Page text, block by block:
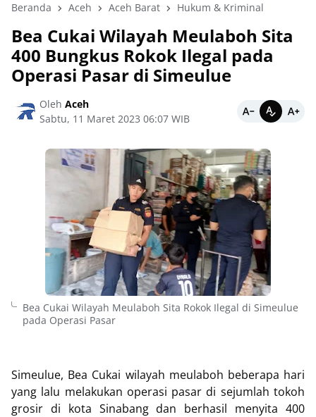
Beranda Aceh Aceh Barat Hukum & Kriminal
Bea Cukai Wilayah Meulaboh Sita
400 Bungkus Rokok Ilegal pada
Operasi Pasar di Simeulue
Oleh Aceh
Sabtu, 11 Maret 2023 06:07 WIB
Bea Cukai Wilayah Meulaboh Sita Rokok Ilegal di Simeulue
pada Operasi Pasar
Simeulue, Bea Cukai wilayah meulaboh beberapa hari
yang lalu melakukan operasi pasar di sejumlah tokoh
grosir di kota Sinabang dan berhasil menyita 400